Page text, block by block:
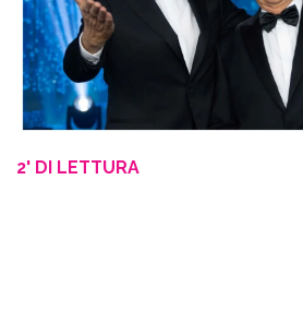
2' DI LETTURA